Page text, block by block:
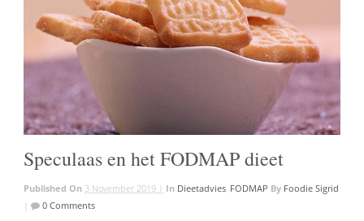
Speculaas en het FODMAP dieet
Published On 3 November 2019 | In Dieetadvies FODMAP By Foodie Sigrid
0 Comments